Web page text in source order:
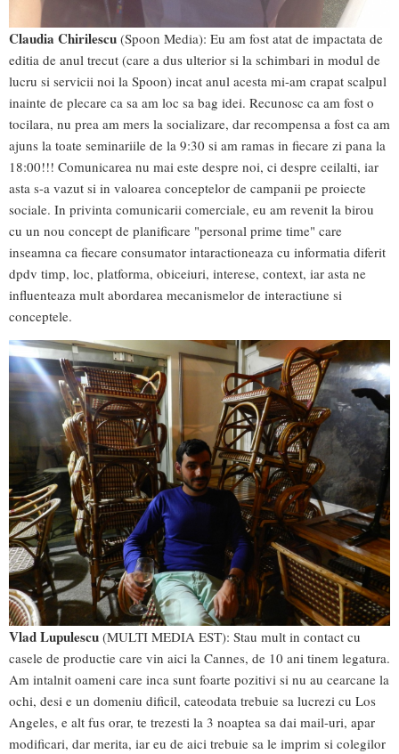
Claudia Chirilescu (Spoon Media): Eu am fost atat de impactata de
editia de anul trecut (care a dus ulterior si la schimbari in modul de
lucru si servicii noi la Spoon) incat anul acesta mi-am crapat scalpul
inainte de plecare ca sa am loc sa bag idei. Recunosc ca am fost o
tocilara, nu prea am mers la socializare, dar recompensa a fost ca am
ajuns la toate seminariile de la 9:30 si am ramas in fiecare zi pana la
18:00!!! Comunicarea nu mai este despre noi, ci despre ceilalti, iar
asta s-a vazut si in valoarea conceptelor de campanii pe proiecte
sociale. In privinta comunicarii comerciale, eu am revenit la birou
cu un nou concept de planificare "personal prime time" care
inseamna ca fiecare consumator intaractioneaza cu informatia diferit
dpdv timp, loc, platforma, obiceiuri, interese, context, iar asta ne
influenteaza mult abordarea mecanismelor de interactiune si
conceptele.
Vlad Lupulescu (MULTI MEDIA EST): Stau mult in contact cu
casele de productie care vin aici la Cannes, de 10 ani tinem legatura.
Am intalnit oameni care inca sunt foarte pozitivi si nu au cearcane la
ochi, desi e un domeniu dificil, cateodata trebuie sa lucrezi cu Los
Angeles, e alt fus orar, te trezesti la 3 noaptea sa dai mail-uri, apar
modificari, dar merita, iar eu de aici trebuie sa le imprim si colegilor